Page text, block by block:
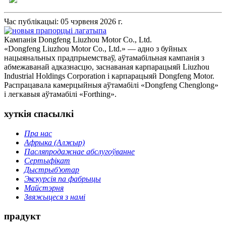
Час публікацыі: 05 чэрвеня 2026 г.
Кампанія Dongfeng Liuzhou Motor Co., Ltd.
«Dongfeng Liuzhou Motor Co., Ltd.» — адно з буйных
нацыянальных прадпрыемстваў, аўтамабільная кампанія з
абмежаванай адказнасцю, заснаваная карпарацыяй Liuzhou
Industrial Holdings Corporation і карпарацыяй Dongfeng Motor.
Распрацавала камерцыйныя аўтамабілі «Dongfeng Chenglong»
і легкавыя аўтамабілі «Forthing».
хуткія спасылкі
Пра нас
Афрыка (Алжыр)
Пасляпродажнае абслугоўванне
Сертыфікат
Дыстрыб'ютар
Экскурсія па фабрыцы
Майстэрня
Звяжыцеся з намі
прадукт